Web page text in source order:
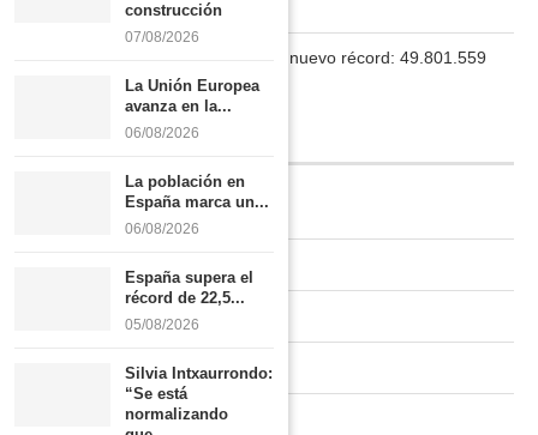
La población en España marca un nuevo récord: 49.801.559
INFORMACIÓN
Quiénes somos
Publicidad tarifas
Política de privacidad
construcción
07/08/2026
La Unión Europea
avanza en la...
06/08/2026
La población en
España marca un...
06/08/2026
España supera el
récord de 22,5...
05/08/2026
Silvia Intxaurrondo:
“Se está
normalizando